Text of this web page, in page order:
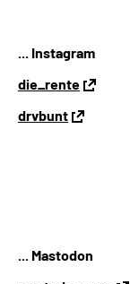
... Instagram
die_rente
drvbunt
... Mastodon